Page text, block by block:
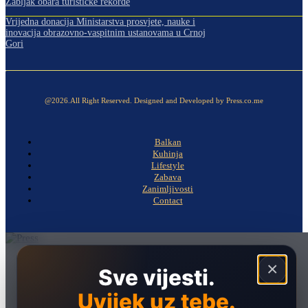
Vrijedna donacija Ministarstva prosvjete, nauke i
inovacija obrazovno-vaspitnim ustanovama u Crnoj
Gori
@2026.All Right Reserved. Designed and Developed by Press.co.me
Balkan
Kuhinja
Lifestyle
Zabava
Zanimljivosti
Contact
×
Sve vijesti.
Uvijek uz tebe.